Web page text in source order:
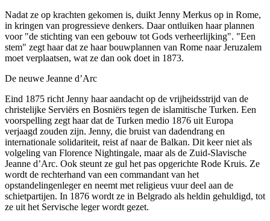
Nadat ze op krachten gekomen is, duikt Jenny Merkus op in Rome,
in kringen van progressieve denkers. Daar ontluiken haar plannen
voor "de stichting van een gebouw tot Gods verheerlijking". "Een
stem" zegt haar dat ze haar bouwplannen van Rome naar Jeruzalem
moet verplaatsen, wat ze dan ook doet in 1873.
De neuwe Jeanne d’Arc
Eind 1875 richt Jenny haar aandacht op de vrijheidsstrijd van de
christelijke Serviërs en Bosniërs tegen de islamitische Turken. Een
voorspelling zegt haar dat de Turken medio 1876 uit Europa
verjaagd zouden zijn. Jenny, die bruist van dadendrang en
internationale solidariteit, reist af naar de Balkan. Dit keer niet als
volgeling van Florence Nightingale, maar als de Zuid-Slavische
Jeanne d’Arc. Ook steunt ze gul het pas opgerichte Rode Kruis. Ze
wordt de rechterhand van een commandant van het
opstandelingenleger en neemt met religieus vuur deel aan de
schietpartijen. In 1876 wordt ze in Belgrado als heldin gehuldigd, tot
ze uit het Servische leger wordt gezet.